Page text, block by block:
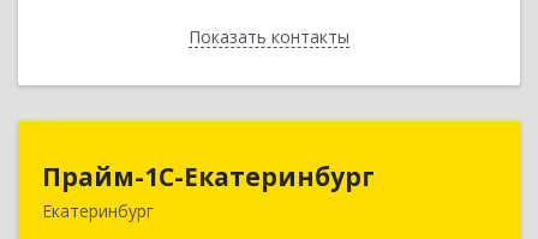
Показать контакты
Назад
Прайм-1С-Екатеринбург
Екатеринбург
Прайм-1С-Екатеринбург
620142, Свердловская обл, Екатеринбург г, 8